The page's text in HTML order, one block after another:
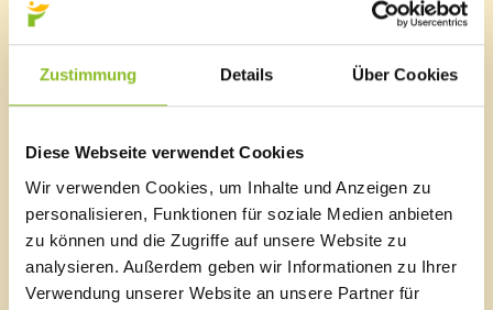
Zustimmung Details Über Cookies
Diese Webseite verwendet Cookies
Wir verwenden Cookies, um Inhalte und Anzeigen zu
personalisieren, Funktionen für soziale Medien anbieten
zu können und die Zugriffe auf unsere Website zu
analysieren. Außerdem geben wir Informationen zu Ihrer
Verwendung unserer Website an unsere Partner für
Frontlader und der Heckmulde für Verladungs- und
Transportarbeiten. Auch der Pritschenwagen kommt im
Winter für die Salz- und Solestreuung zum Einsatz. In
der restlichen Zeit des Jahres dient das
Pritschenfahrzeug dem Bauhofteam für jegliche
Insgesamt hat die Marktgemeinde Frastanz rund
270.000 Euro für die beiden Fahrzeuge samt Streuer,
Schneepflug, Schneefräse, Heckmulde und
Schneeketten investiert. „Damit stellen wir sicher,
dass unser Bauhofteam weiterhin hervorragende Arbeit